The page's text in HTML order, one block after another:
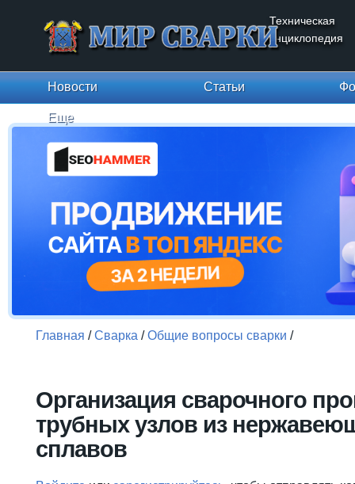
Техническая
энциклопедия
Новости Статьи
Еще
Главная /Сварка /Общие вопросы сварки /
Организация сварочного
трубных узлов из
сплавов